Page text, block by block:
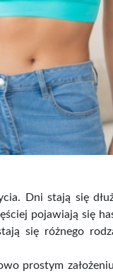
Dni stają się
pojawiają się
się różnego
prostym